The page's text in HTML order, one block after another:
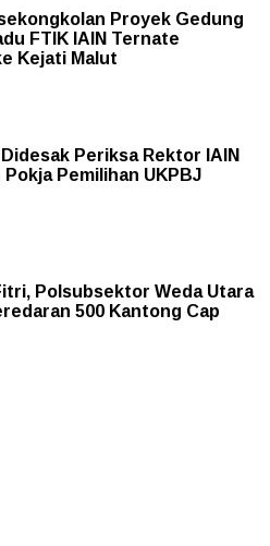
Proyek Gedung
FTIK IAIN Ternate
Kejati Malut
Periksa Rektor IAIN
Pemilihan UKPBJ
Polsubsektor Weda Utara
500 Kantong Cap